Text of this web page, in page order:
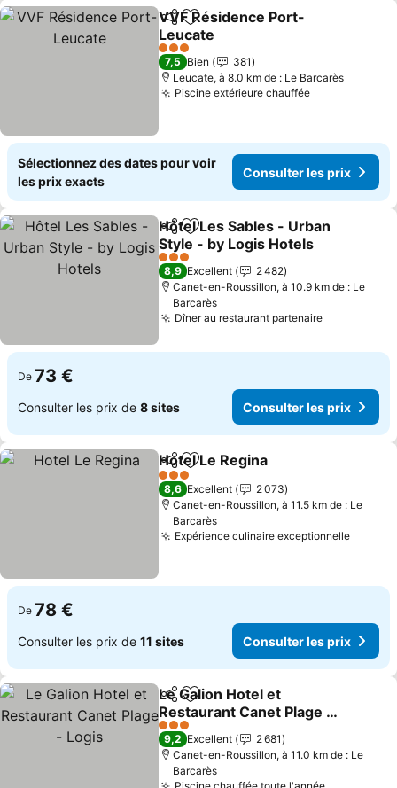
PartagerAjouter à mes favoris
VVF Résidence Port-
Leucate
Consulter les prix
3 Étoiles
7,5 Bien
381
Leucate, à 8.0 km de : Le Barcarès
Piscine extérieure chaufféeConsulter
Sélectionnez des dates pour voir
les prix exacts
Consulter les prix
PartagerAjouter à mes favoris
Hôtel Les Sables - Urban
Style - by Logis Hotels
Consulter les prix
3 Étoiles
8,9 Excellent
2 482
Canet-en-Roussillon, à 10.9 km de : Le
Barcarès
Dîner au restaurant partenaireConsulter
De 73 €
Consulter les prix de 8 sites Consulter les prix
PartagerAjouter à mes favoris
Hotel Le Regina
3 Étoiles
8,6 Excellent
2 073
Canet-en-Roussillon, à 11.5 km de : Le
Barcarès
Expérience culinaire exceptionnelle
De 78 €
Consulter les prix de 11 sites Consulter les prix
PartagerAjouter à mes favoris
Le Galion Hotel et
Restaurant Canet Plage -
Logis
Consulter les prix
3 Étoiles
9,2 Excellent
2 681
Canet-en-Roussillon, à 11.0 km de : Le
Barcarès